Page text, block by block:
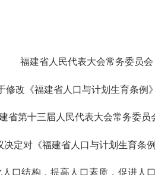
福建省人民代表大会常务委员会
改《福建省人口与计划生育条例
第十三届人民代表大会常务委员
对《福建省人口与计划生育条例
结构，提高人口素质，促进人